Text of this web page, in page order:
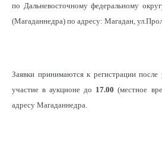
Площадь, тыс. м 2 385
по Дальневосточному федеральному
(Магаданнедра) по адресу: Магадан,
Заявки принимаются к регистрации после
участие в аукционе до 17.00 (местное
адресу Магаданнедра.